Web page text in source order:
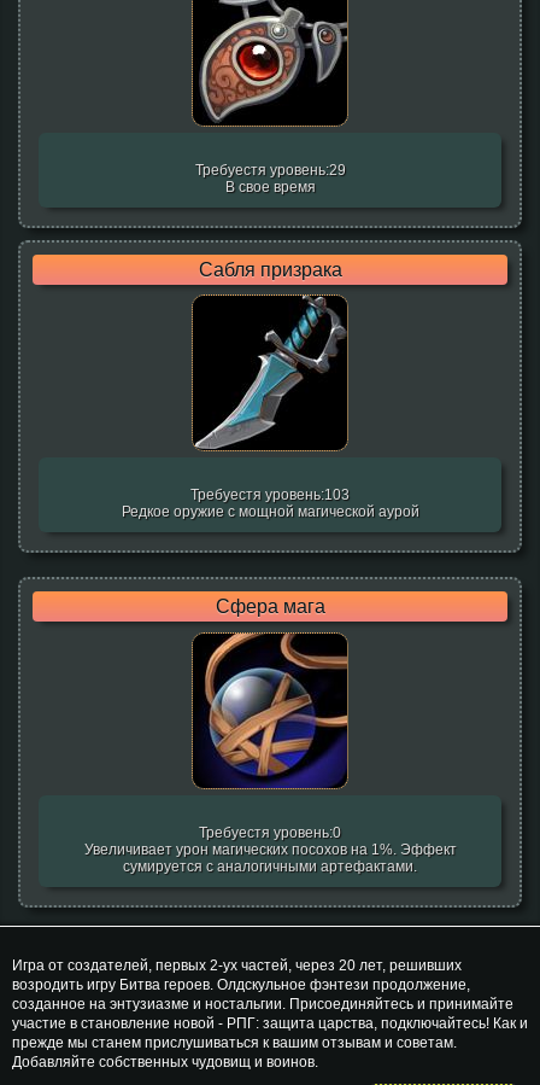
Требуестя уровень:29
В свое время
Caбля призрака
Требуестя уровень:103
Редкое оружие с мощной магической аурой
Сфера мага
Требуестя уровень:0
Увеличивает урон магических посохов на 1%. Эффект
сумируется с аналогичными артефактами.
Игра от создателей, первых 2-ух частей, через 20 лет, решивших
возродить игру Битва героев. Олдскульное фэнтези продолжение,
созданное на энтузиазме и ностальгии. Присоединяйтесь и принимайте
участие в становление новой - РПГ: защита царства, подключайтесь! Как и
прежде мы станем прислушиваться к вашим отзывам и советам.
Добавляйте собственных чудовищ и воинов.